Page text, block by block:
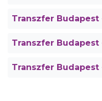
Transzfer Budapest
Transzfer Budapest
Transzfer Budapest